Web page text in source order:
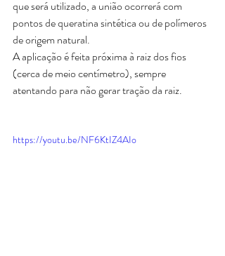
que será utilizado, a união ocorrerá com
pontos de queratina sintética ou de polímeros
de origem natural.
A aplicação é feita próxima à raiz dos fios
(cerca de meio centímetro), sempre
atentando para não gerar tração da raiz.
https://youtu.be/NF6KtIZ4AIo